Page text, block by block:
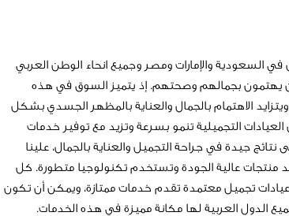
السعودية والإمارات ومصر وجميع انحاء الوطن العربي
يهتمون بجمالهم وصحتهم. إذ يتميز السوق في هذه
ويتزايد الاهتمام بالجمال والعناية بالمظهر الجسدي بشكل
التجميلية تنمو بسرعة وتزيد مع توفير خدمات
جيدة في جراحة التجميل والعناية بالجمال، علينا
منتجات عالية الجودة وتستخدم تكنولوجيا متطورة. كل
تجميل معتمدة تقدم خدمات ممتازة، ويمكن أن تكون
الدول العربية لها مكانة مميزة في هذه الخدمات.